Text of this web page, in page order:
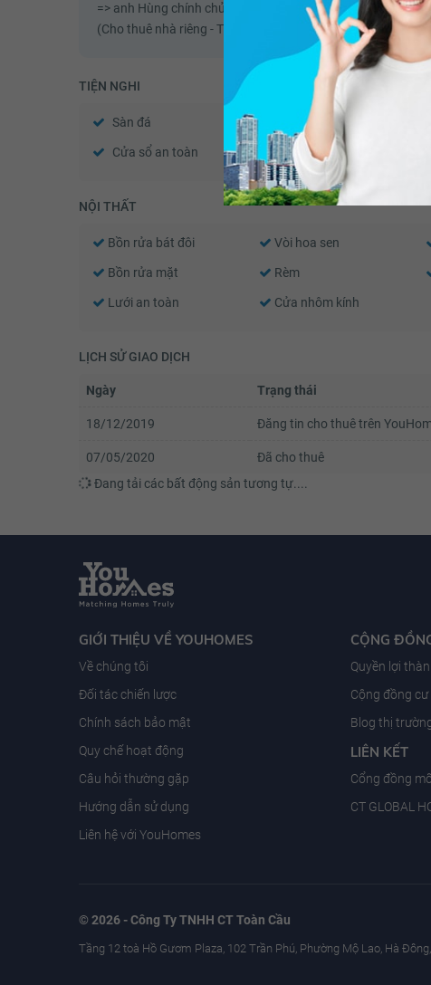
=> anh Hùng chính chủ
(Cho thuê nhà riêng - Thuê nhà riêng)
TIỆN NGHI
Sàn đá Nước nóng
Cửa sổ an toàn Cửa khung nhôm kính
NỘI THẤT
Bồn rửa bát đôi Vòi hoa sen
Bồn rửa mặt Rèm
Lưới an toàn Cửa nhôm kính
LỊCH SỬ GIAO DỊCH
Ngày Trạng thái
18/12/2019 Đăng tin cho thuê trên
07/05/2020 Đã cho thuê
Đang tải các bất động sản tương tự....
GIỚI THIỆU VỀ YOUHOMES
Về chúng tôi
Đối tác chiến lược
Chính sách bảo mật
Quy chế hoạt động
Câu hỏi thường gặp
Hướng dẫn sử dụng
Liên hệ với YouHomes
CỘNG
Quyền lợi
Cộng đồng
Blog thị
LIÊN KẾT
Cổng đồng
CT GLOBAL
© 2026 - Công Ty TNHH CT Toàn Cầu
Tầng 12 toà Hồ Gươm Plaza, 102 Trần Phú, Phường Mộ Lao, Hà